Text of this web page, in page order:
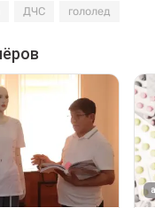
ДЧС гололед